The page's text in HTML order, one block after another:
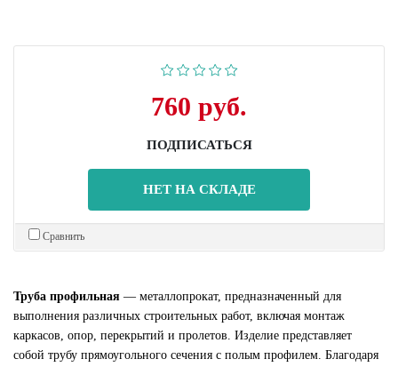
760 руб.
ПОДПИСАТЬСЯ
НЕТ НА СКЛАДЕ
Сравнить
Труба профильная — металлопрокат, предназначенный для
выполнения различных строительных работ, включая монтаж
каркасов, опор, перекрытий и пролетов. Изделие представляет
собой трубу прямоугольного сечения с полым профилем. Благодаря